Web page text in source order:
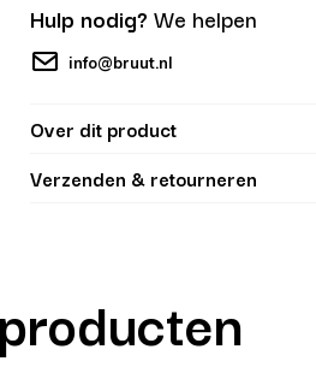
Hulp nodig? We helpen
info@bruut.nl
Over dit product
Verzenden & retourneren